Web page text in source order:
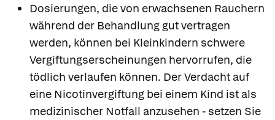
Dosierungen, die von erwachsenen Rauchern
während der Behandlung gut vertragen
werden, können bei Kleinkindern schwere
Vergiftungserscheinungen hervorrufen, die
tödlich verlaufen können. Der Verdacht auf
eine Nicotinvergiftung bei einem Kind ist als
medizinischer Notfall anzusehen - setzen Sie